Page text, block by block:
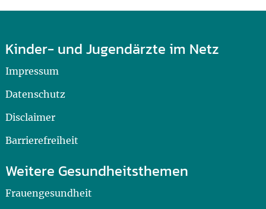
Kinder- und Jugendärzte im Netz
Impressum
Datenschutz
Disclaimer
Barrierefreiheit
Weitere Gesundheitsthemen
Frauengesundheit